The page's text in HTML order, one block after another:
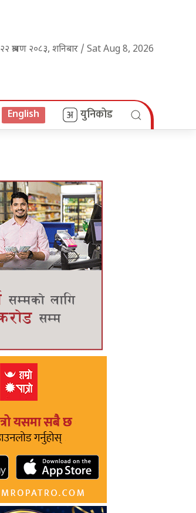
२२ श्रावण २०८३, शनिबार / Sat Aug 8, 2026
English युनिकोड